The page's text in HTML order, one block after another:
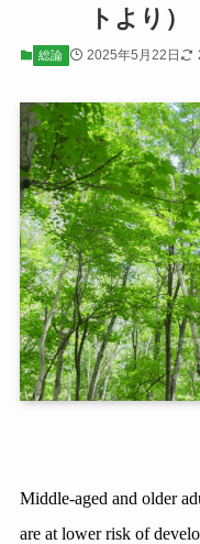
トより）
総論 2025年5月22日
Middle-aged and older
are at lower risk of